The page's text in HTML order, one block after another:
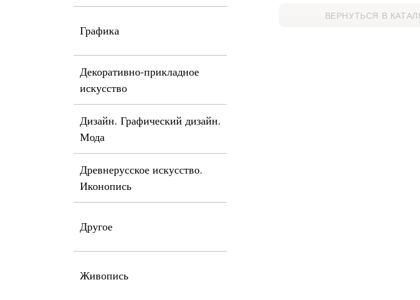
Графика
Декоративно-прикладное
искусство
Дизайн. Графический дизайн.
Мода
Древнерусское искусство.
Иконопись
Другое
Живопись
ВЕРНУТЬСЯ В